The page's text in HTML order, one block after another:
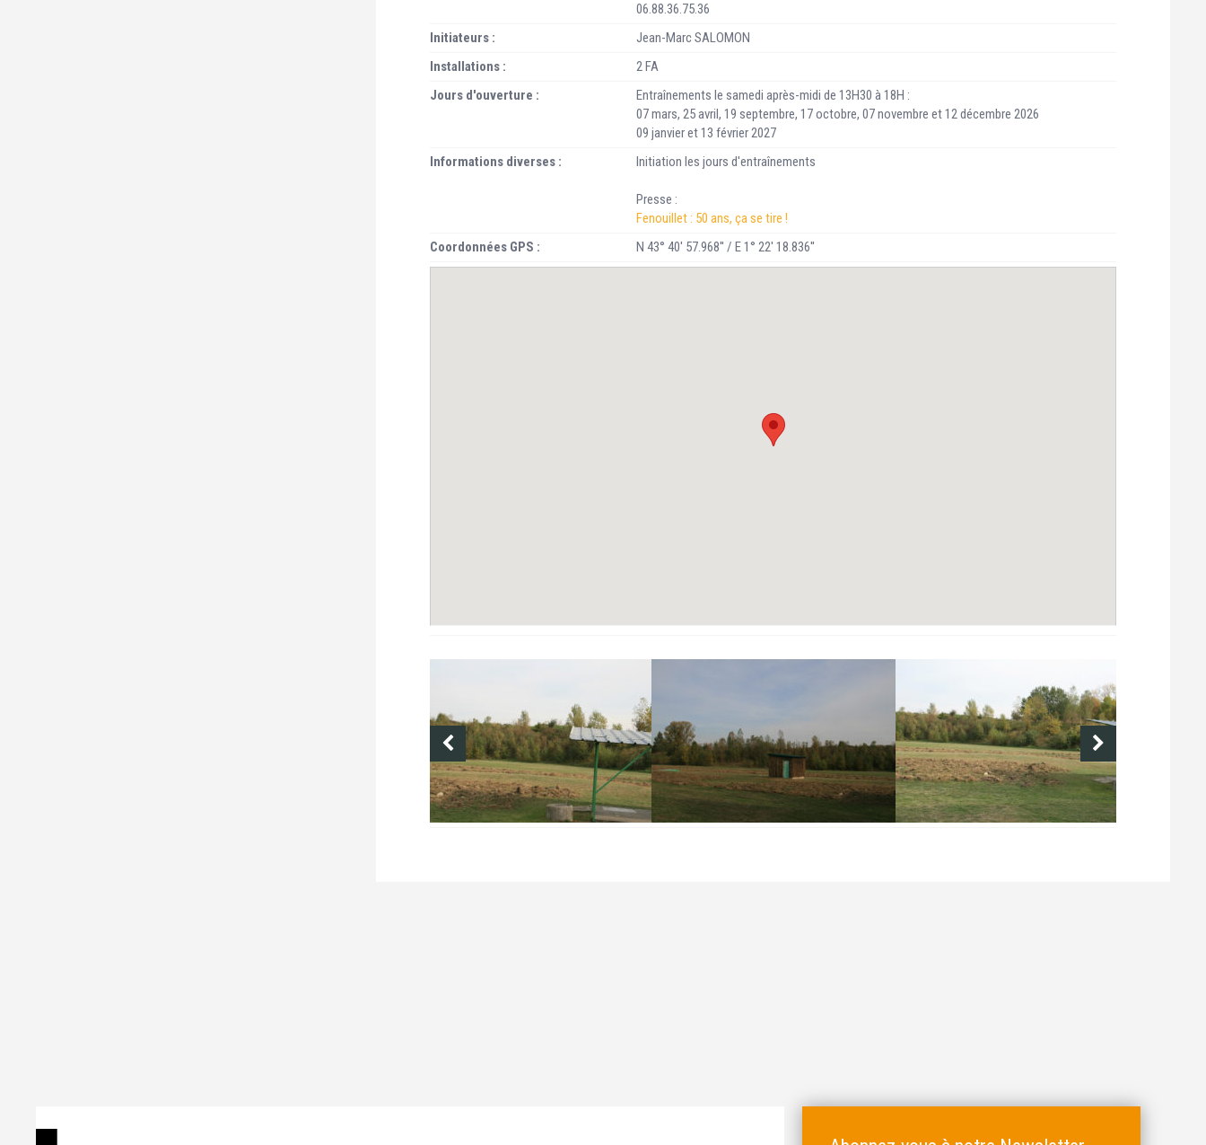
06.88.36.75.36
Initiateurs :
Jean-Marc SALOMON
Installations :
2 FA
Jours d'ouverture :
Entraînements le samedi après-midi de 13H30 à 18H :
07 mars, 25 avril, 19 septembre, 17 octobre, 07 novembre et 12 décembre 2026
09 janvier et 13 février 2027
Informations diverses :
Initiation les jours d'entraînements
Presse :
Fenouillet : 50 ans, ça se tire !
Coordonnées GPS :
N 43° 40' 57.968'' / E 1° 22' 18.836''